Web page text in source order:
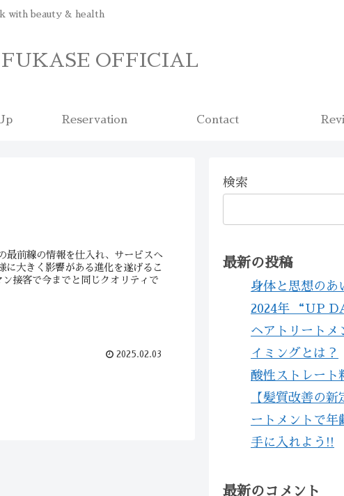
with beauty & health
OFFICIAL
Reservation Contact
最前線の情報を仕入れ、サービスへ
に大きく影響がある進化を遂げるこ
接客で今までと同じクオリティで
2025.02.03
検索
最新の投稿
身体と思想のあ
2024年 “UP
ヘアトリートメ
イミングとは？
酸性ストレート
【髪質改善の
ートメントで年
手に入れよう!!
最新のコメント